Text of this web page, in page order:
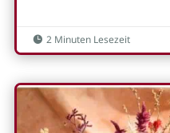
 2 Minuten Lesezeit